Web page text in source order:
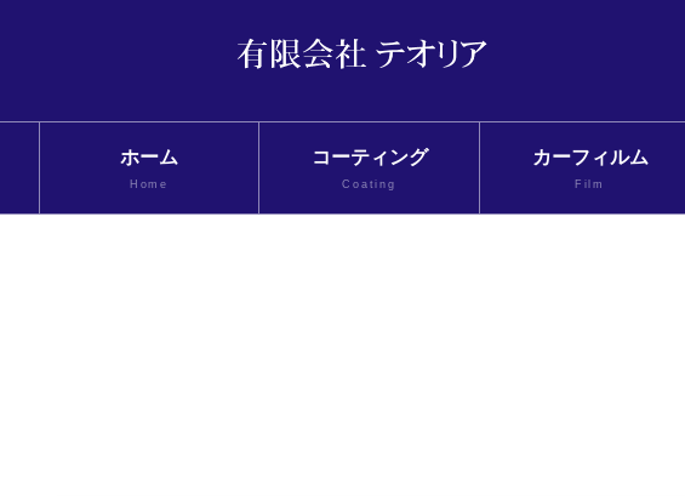
ホーム
Home
コーティング
Coating
カーフィルム
Film